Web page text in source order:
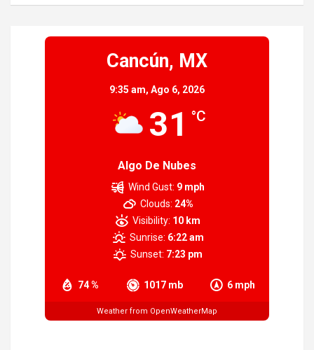
Cancún, MX
9:35 am, Ago 6, 2026
31 °C
Algo De Nubes
74 % 1017 mb 6 mph
Wind Gust: 9 mph
Clouds: 24%
Visibility: 10 km
Sunrise: 6:22 am
Sunset: 7:23 pm
Weather from OpenWeatherMap